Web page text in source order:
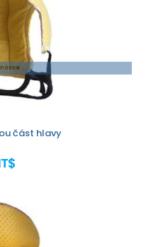
část hlavy